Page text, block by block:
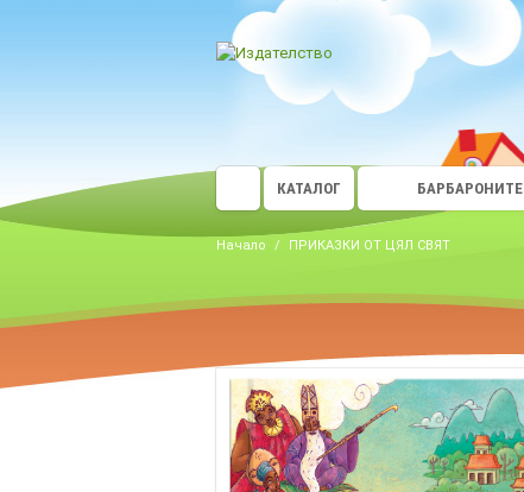
КАТАЛОГ БАРБАРОНИТЕ
Начало / ПРИКАЗКИ ОТ ЦЯЛ СВЯТ